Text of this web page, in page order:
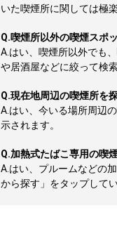
いた喫煙所に関しては極
Q.喫煙所以外の喫煙スポ
A. はい、喫煙所以外でも
や居酒屋などに絞って検
Q.現在地周辺の喫煙所を
A. はい、今いる場所周辺
示されます。
Q.加熱式たばこ専用の喫
A. はい、プルームなどの
から探す」をタップして